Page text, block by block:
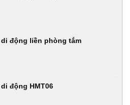
di động liền phòng tắm
động HMT06